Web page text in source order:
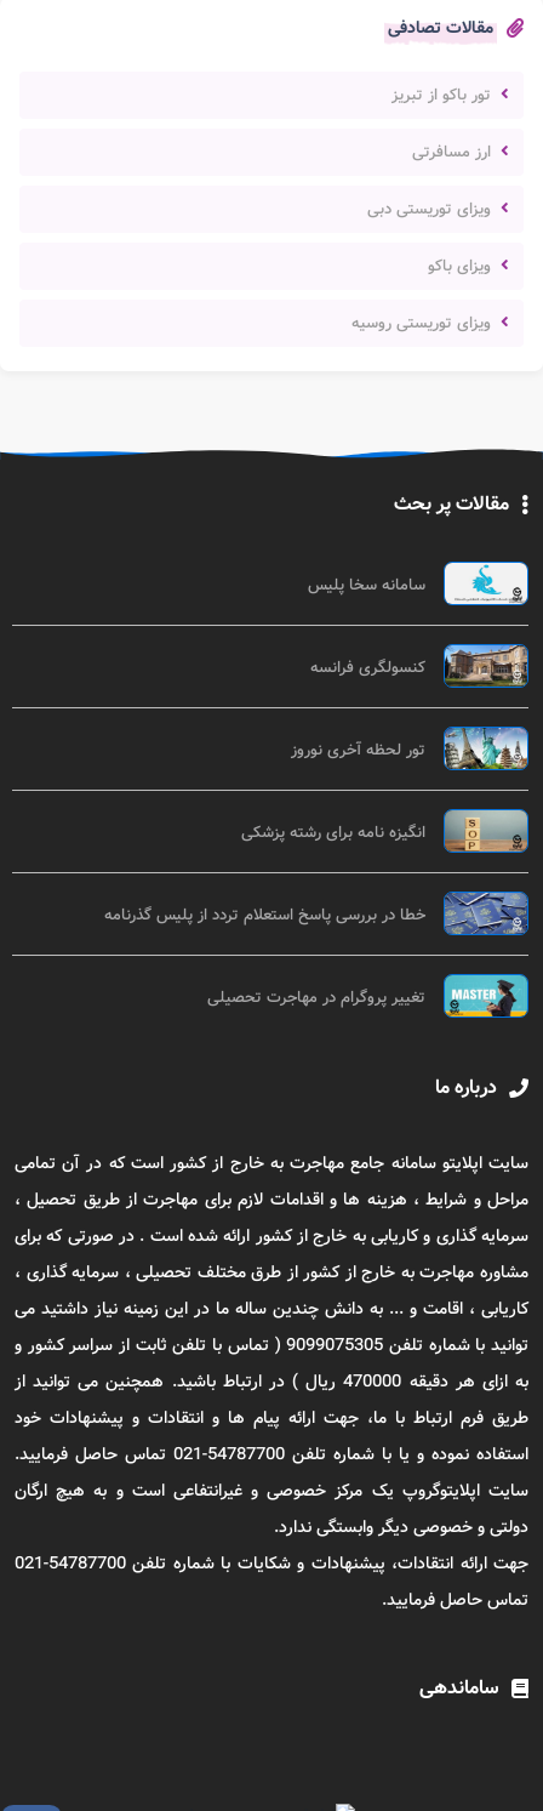
مقالات تصادفی
تور باکو از تبریز
ارز مسافرتی
ویزای توریستی دبی
ویزای باکو
ویزای توریستی روسیه
مقالات پر بحث
سامانه سخا پلیس
کنسولگری فرانسه
تور لحظه آخری نوروز
انگیزه نامه برای رشته پزشکی
خطا در بررسی پاسخ استعلام تردد از پلیس گذرنامه
تغییر پروگرام در مهاجرت تحصیلی
درباره ما
سایت اپلایتو سامانه جامع مهاجرت به خارج از کشور است که در آن تمامی
مراحل و شرایط ، هزینه ها و اقدامات لازم برای مهاجرت از طریق تحصیل ،
سرمایه گذاری و کاریابی به خارج از کشور ارائه شده است . در صورتی که برای
مشاوره مهاجرت به خارج از کشور از طرق مختلف تحصیلی ، سرمایه گذاری ،
کاریابی ، اقامت و ... به دانش چندین ساله ما در این زمینه نیاز داشتید می
توانید با شماره تلفن 9099075305 ( تماس با تلفن ثابت از سراسر کشور و
به ازای هر دقیقه 470000 ریال ) در ارتباط باشید. همچنین می توانید از
طریق فرم ارتباط با ما، جهت ارائه پیام ها و انتقادات و پیشنهادات خود
استفاده نموده و یا با شماره تلفن 54787700-021 تماس حاصل فرمایید.
سایت اپلایتوگروپ یک مرکز خصوصی و غیرانتفاعی است و به هیچ ارگان
دولتی و خصوصی دیگر وابستگی ندارد.
جهت ارائه انتقادات، پیشنهادات و شکایات با شماره تلفن 54787700-021
تماس حاصل فرمایید.
ساماندهی